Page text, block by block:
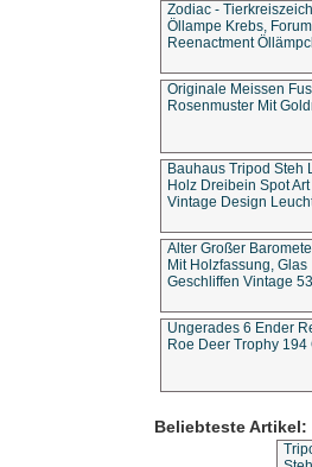
Zodiac -
Öllampe Krebs,
Reenactment
Originale Meissen
Rosenmuster Mit
Bauhaus Tripod Steh
Holz Dreibein Spot
Vintage Design
Alter Großer
Mit Holzfassung, Glas
Geschliffen Vintage
Ungerades 6 Ender
Roe Deer Trophy 194
Beliebteste Artikel: